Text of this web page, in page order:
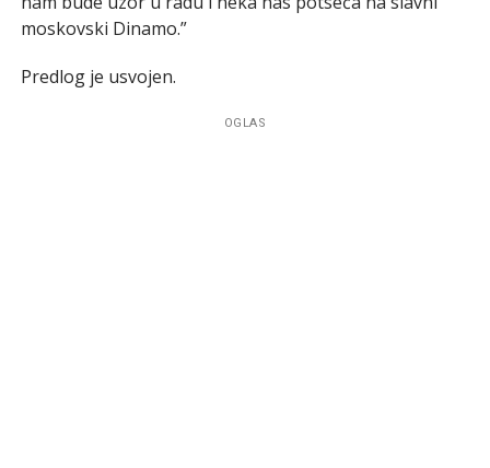
moskovski Dinamo.”
Predlog je usvojen.
OGLAS